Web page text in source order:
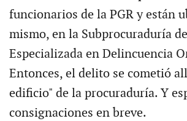
funcionarios de la PGR y están
mismo, en la Subprocuraduría
Especializada en Delincuencia
Entonces, el delito se cometió
edificio" de la procuraduría. Y
consignaciones en breve.